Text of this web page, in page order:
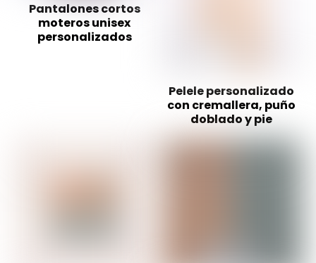
Pantalones cortos
moteros unisex
personalizados
Pelele personalizado
con cremallera, puño
doblado y pie